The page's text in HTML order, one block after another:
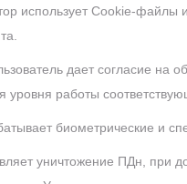
использует Cookie-файлы
дает согласие на
уровня работы
биометрические и
уничтожение ПДн, при